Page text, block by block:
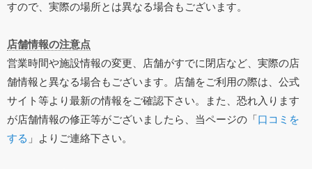
すので、実際の場所とは異なる場合もございます。
店舗情報の注意点
営業時間や施設情報の変更、店舗がすでに閉店など、実際の店
舗情報と異なる場合もございます。店舗をご利用の際は、公式
サイト等より最新の情報をご確認下さい。また、恐れ入ります
が店舗情報の修正等がございましたら、当ページの「口コミを
する 」よりご連絡下さい。